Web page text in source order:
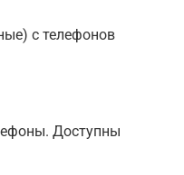
с телефонов
Доступны